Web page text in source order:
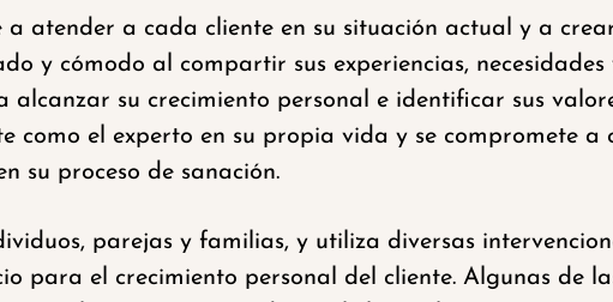
a atender a cada cliente en su situación actual y a
y cómodo al compartir sus experiencias,
alcanzar su crecimiento personal e identificar sus
como el experto en su propia vida y se compromete a
su proceso de sanación.
parejas y familias, y utiliza diversas
para el crecimiento personal del cliente. Algunas de